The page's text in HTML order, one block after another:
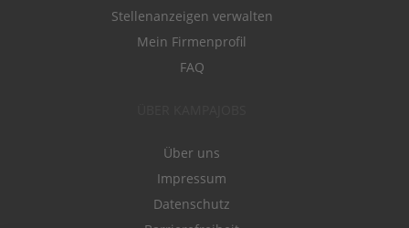
Stellenanzeigen verwalten
Mein Firmenprofil
FAQ
Über uns
Impressum
Datenschutz